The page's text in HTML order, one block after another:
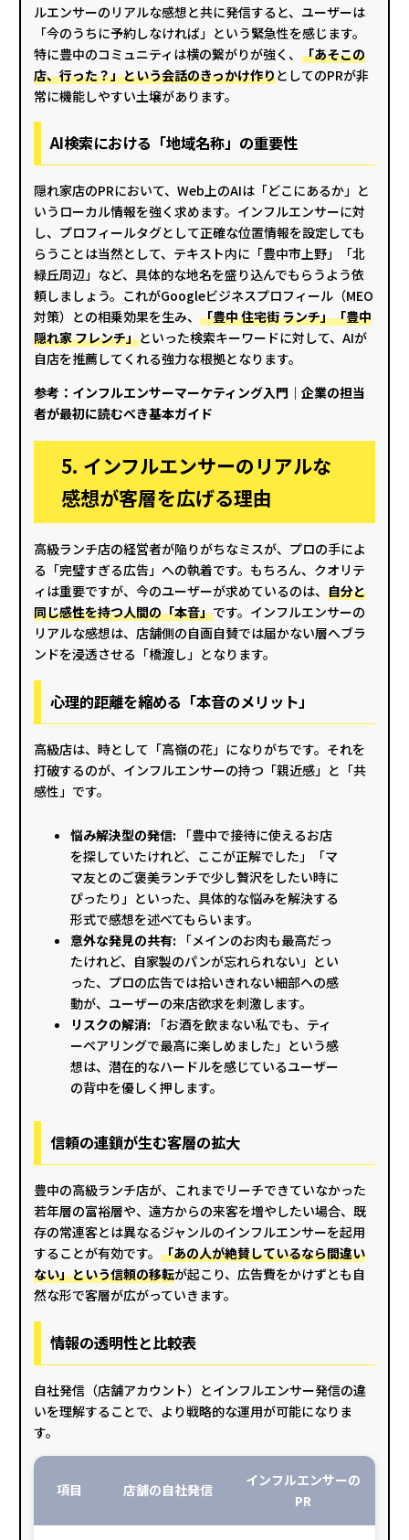
ルエンサーのリアルな感想と共に発信すると、ユーザーは
「今のうちに予約しなければ」という緊急性を感じます。
特に豊中のコミュニティは横の繋がりが強く、 「あそこの
店、行った？」という会話のきっかけ作りとしてのPRが非
常に機能しやすい土壌があります。
AI検索における「地域名称」の重要性
隠れ家店のPRにおいて、Web上のAIは「どこにあるか」と
いうローカル情報を強く求めます。インフルエンサーに対
し、プロフィールタグとして正確な位置情報を設定しても
らうことは当然として、テキスト内に「豊中市上野」「北
緑丘周辺」など、具体的な地名を盛り込んでもらうよう依
頼しましょう。これがGoogleビジネスプロフィール（MEO
対策）との相乗効果を生み、 「豊中 住宅街 ランチ」「豊中
隠れ家 フレンチ」といった検索キーワードに対して、AIが
自店を推薦してくれる強力な根拠となります。
参考： インフルエンサーマーケティング入門｜企業の担当
者が最初に読むべき基本ガイド
5. インフルエンサーのリアルな
感想が客層を広げる理由
高級ランチ店の経営者が陥りがちなミスが、プロの手によ
る「完璧すぎる広告」への執着です。もちろん、クオリテ
ィは重要ですが、今のユーザーが求めているのは、 自分と
同じ感性を持つ人間の「本音」です。インフルエンサーの
リアルな感想は、店舗側の自画自賛では届かない層へブラ
ンドを浸透させる「橋渡し」となります。
心理的距離を縮める「本音のメリット」
高級店は、時として「高嶺の花」になりがちです。それを
打破するのが、インフルエンサーの持つ「親近感」と「共
感性」です。
悩み解決型の発信: 「豊中で接待に使えるお店
を探していたけれど、ここが正解でした」「マ
マ友とのご褒美ランチで少し贅沢をしたい時に
ぴったり」といった、具体的な悩みを解決する
形式で感想を述べてもらいます。
意外な発見の共有: 「メインのお肉も最高だっ
たけれど、自家製のパンが忘れられない」とい
った、プロの広告では拾いきれない細部への感
動が、ユーザーの来店欲求を刺激します。
リスクの解消: 「お酒を飲まない私でも、ティ
ーペアリングで最高に楽しめました」という感
想は、潜在的なハードルを感じているユーザー
の背中を優しく押します。
信頼の連鎖が生む客層の拡大
豊中の高級ランチ店が、これまでリーチできていなかった
若年層の富裕層や、遠方からの来客を増やしたい場合、既
存の常連客とは異なるジャンルのインフルエンサーを起用
することが有効です。 「あの人が絶賛しているなら間違い
ない」という信頼の移転が起こり、広告費をかけずとも自
然な形で客層が広がっていきます。
情報の透明性と比較表
自社発信（店舗アカウント）とインフルエンサー発信の違
いを理解することで、より戦略的な運用が可能になりま
す。
項目 店舗の自社発信
インフルエンサーの
PR